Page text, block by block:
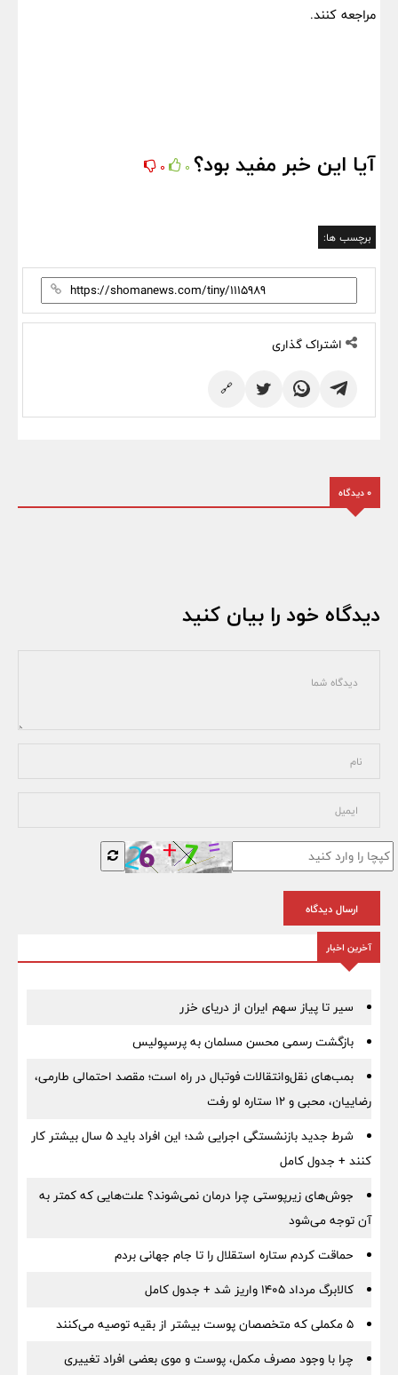
مراجعه کنند.
آیا این خبر مفید بود؟ 0
0
برچسب ها:
اشتراک گذاری
🔗
0 دیدگاه
دیدگاه خود را بیان کنید
ارسال دیدگاه
آخرین اخبار
سیر تا پیاز سهم ایران از دریای خزر
بازگشت رسمی محسن مسلمان به پرسپولیس
بمب‌های نقل‌وانتقالات فوتبال در راه است؛ مقصد احتمالی طارمی،
رضاییان، محبی و ۱۲ ستاره لو رفت
شرط جدید بازنشستگی اجرایی شد؛ این افراد باید ۵ سال بیشتر کار
کنند + جدول کامل
جوش‌های زیرپوستی چرا درمان نمی‌شوند؟ علت‌هایی که کمتر به
آن توجه می‌شود
حماقت کردم ستاره استقلال را تا جام جهانی بردم
کالابرگ مرداد ۱۴۰۵ واریز شد + جدول کامل
۵ مکملی که متخصصان پوست بیشتر از بقیه توصیه می‌کنند
چرا با وجود مصرف مکمل، پوست و موی بعضی افراد تغییری